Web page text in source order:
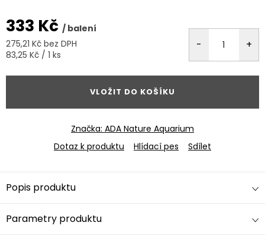
333 Kč / balení
275,21 Kč bez DPH
Měrná
83,25 Kč / 1 ks
VLOŽIT DO KOŠÍKU
Značka: ADA Nature Aquarium
Dotaz k produktu
Hlídací pes Sdílet
Popis produktu
Parametry produktu